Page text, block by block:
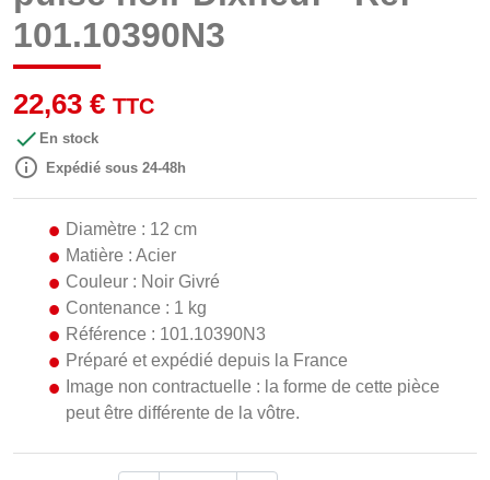
101.10390N3
22,63 € TTC
 En stock
 Expédié sous 24-48h
Diamètre : 12 cm
Matière : Acier
Couleur : Noir Givré
Contenance : 1 kg
Référence : 101.10390N3
Préparé et expédié depuis la France
Image non contractuelle : la forme de cette pièce
peut être différente de la vôtre.